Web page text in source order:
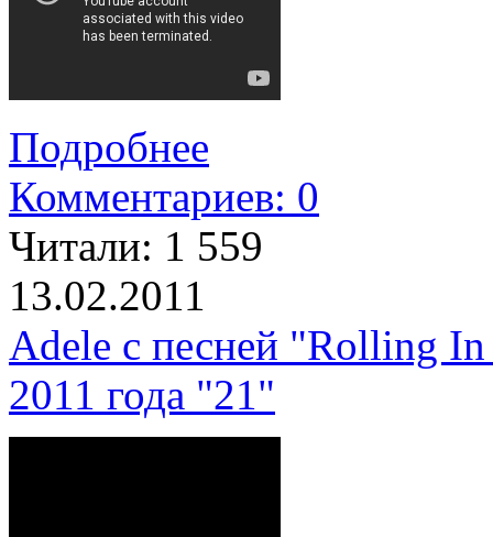
Подробнее
Комментариев: 0
Читали: 1 559
13.02.2011
Adele с песней "Rolling In
2011 года "21"